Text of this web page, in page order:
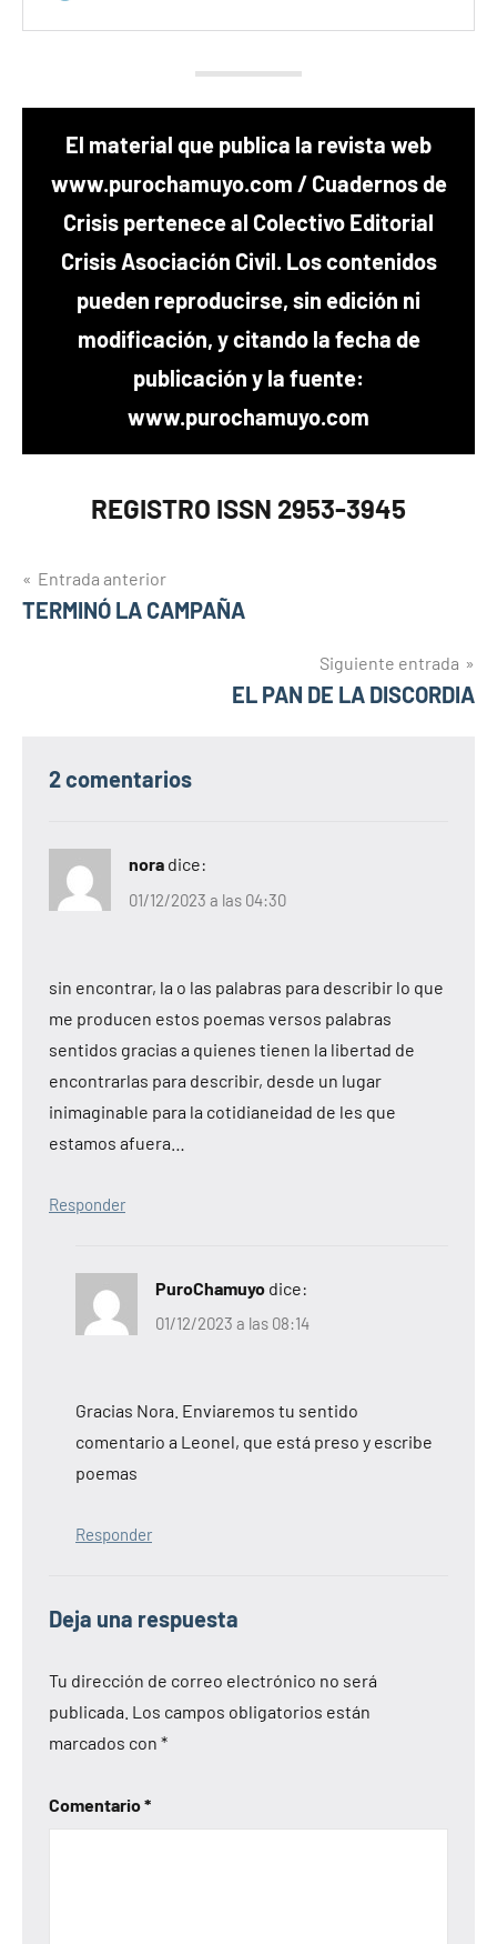
El material que publica la revista web
www.purochamuyo.com / Cuadernos de
Crisis pertenece al Colectivo Editorial
Crisis Asociación Civil. Los contenidos
pueden reproducirse, sin edición ni
modificación, y citando la fecha de
publicación y la fuente:
www.purochamuyo.com
REGISTRO ISSN 2953-3945
Navegación
de
Entrada anterior
TERMINÓ LA CAMPAÑA
Siguiente entrada
EL PAN DE LA DISCORDIA
2 comentarios
nora dice:
01/12/2023 a las 04:30
sin encontrar, la o las palabras para describir lo que
me producen estos poemas versos palabras
sentidos gracias a quienes tienen la libertad de
encontrarlas para describir, desde un lugar
inimaginable para la cotidianeidad de les que
estamos afuera…
Responder
PuroChamuyo dice:
01/12/2023 a las 08:14
Gracias Nora. Enviaremos tu sentido
comentario a Leonel, que está preso y escribe
poemas
Responder
Deja una respuesta
Tu dirección de correo electrónico no será
publicada. Los campos obligatorios están
marcados con *
Comentario*